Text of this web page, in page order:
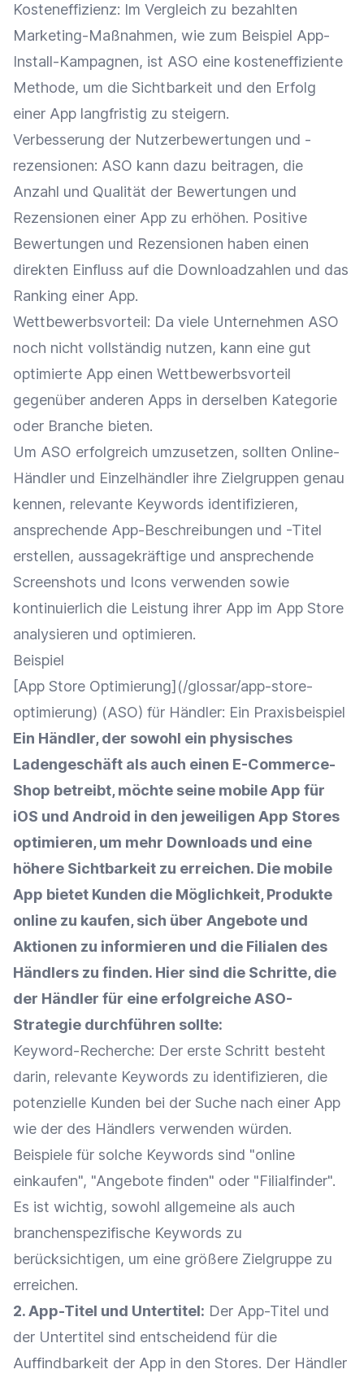
Kosteneffizienz: Im Vergleich zu bezahlten
Marketing-Maßnahmen, wie zum Beispiel App-
Install-Kampagnen, ist ASO eine kosteneffiziente
Methode, um die Sichtbarkeit und den Erfolg
einer App langfristig zu steigern.
Verbesserung der Nutzerbewertungen und -
rezensionen: ASO kann dazu beitragen, die
Anzahl und Qualität der Bewertungen und
Rezensionen einer App zu erhöhen. Positive
Bewertungen und Rezensionen haben einen
direkten Einfluss auf die Downloadzahlen und das
Ranking einer App.
Wettbewerbsvorteil: Da viele Unternehmen ASO
noch nicht vollständig nutzen, kann eine gut
optimierte App einen Wettbewerbsvorteil
gegenüber anderen Apps in derselben Kategorie
oder Branche bieten.
Um ASO erfolgreich umzusetzen, sollten Online-
Händler und Einzelhändler ihre Zielgruppen genau
kennen, relevante Keywords identifizieren,
ansprechende App-Beschreibungen und -Titel
erstellen, aussagekräftige und ansprechende
Screenshots und Icons verwenden sowie
kontinuierlich die Leistung ihrer App im App Store
analysieren und optimieren.
Beispiel
[App Store Optimierung](/glossar/app-store-
optimierung) (ASO) für Händler: Ein Praxisbeispiel
Ein Händler, der sowohl ein physisches
Ladengeschäft als auch einen E-Commerce-
Shop betreibt, möchte seine mobile App für
iOS und Android in den jeweiligen App Stores
optimieren, um mehr Downloads und eine
höhere Sichtbarkeit zu erreichen. Die mobile
App bietet Kunden die Möglichkeit, Produkte
online zu kaufen, sich über Angebote und
Aktionen zu informieren und die Filialen des
Händlers zu finden. Hier sind die Schritte, die
der Händler für eine erfolgreiche ASO-
Strategie durchführen sollte:
Keyword-Recherche: Der erste Schritt besteht
darin, relevante Keywords zu identifizieren, die
potenzielle Kunden bei der Suche nach einer App
wie der des Händlers verwenden würden.
Beispiele für solche Keywords sind "online
einkaufen", "Angebote finden" oder "Filialfinder".
Es ist wichtig, sowohl allgemeine als auch
branchenspezifische Keywords zu
berücksichtigen, um eine größere Zielgruppe zu
erreichen.
2.App-Titel und Untertitel: Der App-Titel und
der Untertitel sind entscheidend für die
Auffindbarkeit der App in den Stores. Der Händler